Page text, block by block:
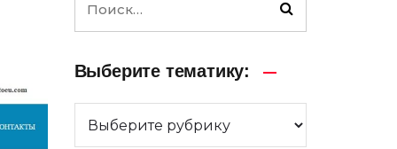
Выберите тематику: